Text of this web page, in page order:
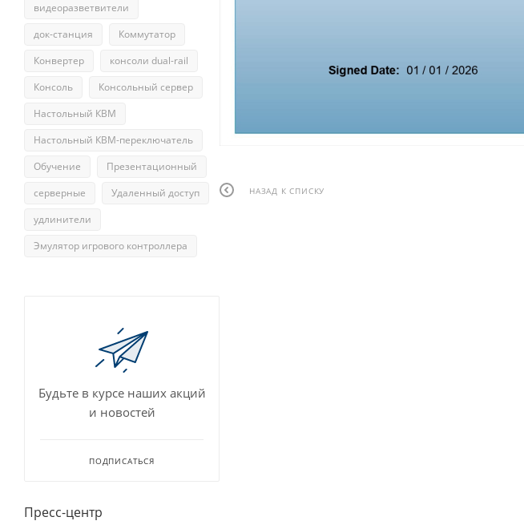
НАЗАД К СПИСКУ
видеоразветвители
док-станция
Коммутатор
Конвертер
консоли dual-rail
Консоль
Консольный сервер
Настольный КВМ
Настольный КВМ-переключатель
Обучение
Презентационный
серверные
Удаленный доступ
удлинители
Эмулятор игрового контроллера
Будьте в курсе наших акций
и новостей
ПОДПИСАТЬСЯ
Пресс-центр